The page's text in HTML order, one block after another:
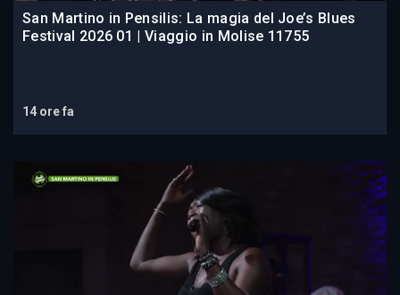
San Martino in Pensilis: La magia del Joe’s Blues
Festival 2026 01 | Viaggio in Molise 11755
14 ore fa